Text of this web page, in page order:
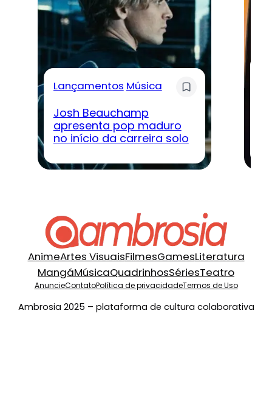
Lançamentos Música
Josh Beauchamp
apresenta pop maduro
no início da carreira solo
AnimeArtes VisuaisFilmesGamesLiteratura
MangáMúsicaQuadrinhosSériesTeatro
AnuncieContatoPolítica de privacidadeTermos de Uso
Ambrosia 2025 – plataforma de cultura colaborativa